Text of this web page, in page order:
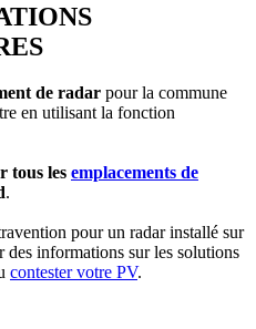
de radar pour la commune
en utilisant la fonction
tous les emplacements de
.
pour un radar installé sur
informations sur les solutions
contester votre PV.